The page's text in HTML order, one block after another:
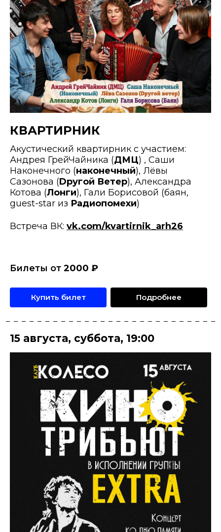
КВАРТИРНИК
Акустический квартирник с участием:
Андрея ГрейЧайника (ДМЦ) , Саши
Наконечного (наконечный), Лёвы
Сазонова (Dругой Ветер), Александра
Котова (Лонги), Гали Борисовой (баян,
guest-star из Радиопомехи)
Встреча ВК: vk.com/kvartirnik_arh26
Билеты от 2000 ₽
Купить билет Подробнее
15 августа, суббота, 19:00